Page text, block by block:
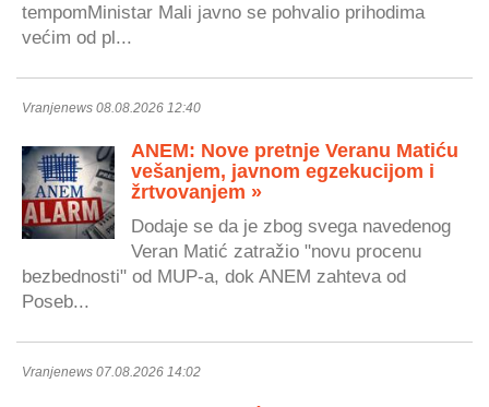
tempomMinistar Mali javno se pohvalio prihodima
većim od pl...
Vranjenews 08.08.2026 12:40
ANEM: Nove pretnje Veranu Matiću
vešanjem, javnom egzekucijom i
žrtvovanjem »
Dodaje se da je zbog svega navedenog
Veran Matić zatražio "novu procenu
bezbednosti" od MUP-a, dok ANEM zahteva od
Poseb...
Vranjenews 07.08.2026 14:02